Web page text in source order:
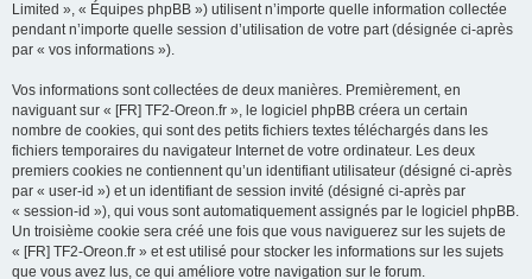
Limited », « Équipes phpBB ») utilisent n’importe quelle information collectée
pendant n’importe quelle session d’utilisation de votre part (désignée ci-après
par « vos informations »).
Vos informations sont collectées de deux manières. Premièrement, en
naviguant sur « [FR] TF2-Oreon.fr », le logiciel phpBB créera un certain
nombre de cookies, qui sont des petits fichiers textes téléchargés dans les
fichiers temporaires du navigateur Internet de votre ordinateur. Les deux
premiers cookies ne contiennent qu’un identifiant utilisateur (désigné ci-après
par « user-id ») et un identifiant de session invité (désigné ci-après par
« session-id »), qui vous sont automatiquement assignés par le logiciel phpBB.
Un troisième cookie sera créé une fois que vous naviguerez sur les sujets de
« [FR] TF2-Oreon.fr » et est utilisé pour stocker les informations sur les sujets
que vous avez lus, ce qui améliore votre navigation sur le forum.